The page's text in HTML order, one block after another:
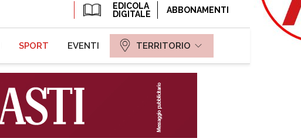
EDICOLA
DIGITALE
ABBONAMENTI
SPORT EVENTI TERRITORIO